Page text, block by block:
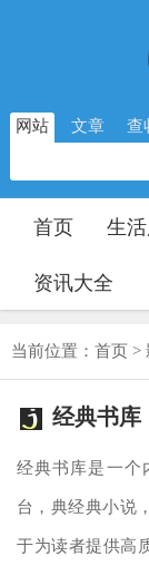
网站 文章 查
首页 生
资讯大全
当前位置： 首页 >
经典书库
经典书库是一个
台，典经典小说
于为读者提供高